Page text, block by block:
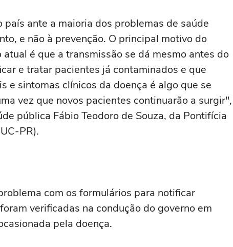
ante a maioria dos problemas de saúde
e não à prevenção. O principal motivo do
é que a transmissão se dá mesmo antes do
e tratar pacientes já contaminados e que
e sintomas clínicos da doença é algo que se
vez que novos pacientes continuarão a surgir",
pública Fábio Teodoro de Souza, da Pontifícia
PR).
com os formulários para notificar
verificadas na condução do governo em
pela doença.